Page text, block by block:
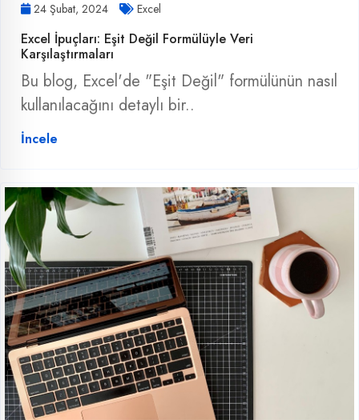
24 Şubat, 2024 Excel
Excel İpuçları: Eşit Değil Formülüyle Veri
Karşılaştırmaları
Bu blog, Excel'de "Eşit Değil" formülünün nasıl
kullanılacağını detaylı bir..
İncele